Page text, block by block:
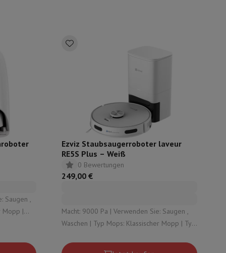
& Fold7
Saugen ,
Ezviz Staubsaugerroboter laveur
RE5S Plus – Weiß
0 Bewertungen
249,00 €
Macht: 9000 Pa | Verwenden Sie: Saugen ,
Waschen | Typ Mops: Klassischer Mopp | Typ